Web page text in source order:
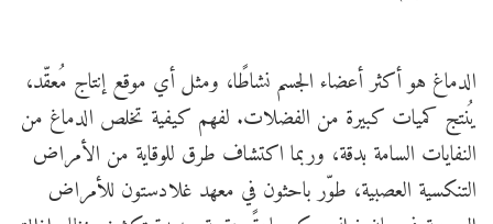
الدماغ هو أكثر أعضاء الجسم نشاطًا، ومثل أي موقع إنتاج مُعقّد،
يُنتج كميات كبيرة من الفضلات. لفهم كيفية تخلص الدماغ من
النفايات السامة بدقة، وربما اكتشاف طرق للوقاية من الأمراض
التنكسية العصبية، طوّر باحثون في معهد غلادستون للأمراض